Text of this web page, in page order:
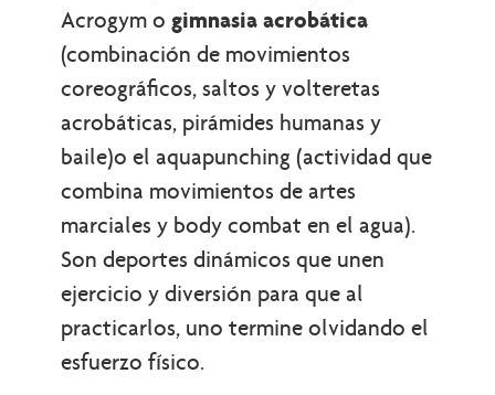
Acrogym o gimnasia acrobática
(combinación de movimientos
coreográficos, saltos y volteretas
acrobáticas, pirámides humanas y
baile)o el aquapunching (actividad que
combina movimientos de artes
marciales y body combat en el agua).
Son deportes dinámicos que unen
ejercicio y diversión para que al
practicarlos, uno termine olvidando el
esfuerzo físico.